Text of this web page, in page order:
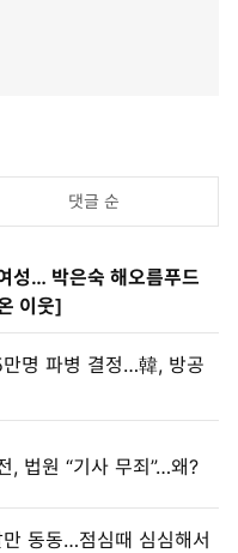
댓글 순
성… 박은숙 해오름푸드
이웃]
명 파병 결정…韓, 방공
법원 “기사 무죄”…왜?
동동…점심때 심심해서